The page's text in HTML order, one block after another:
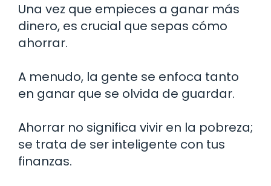
Una vez que empieces a ganar más
dinero, es crucial que sepas cómo
ahorrar.
A menudo, la gente se enfoca tanto
en ganar que se olvida de guardar.
Ahorrar no significa vivir en la pobreza;
se trata de ser inteligente con tus
finanzas.